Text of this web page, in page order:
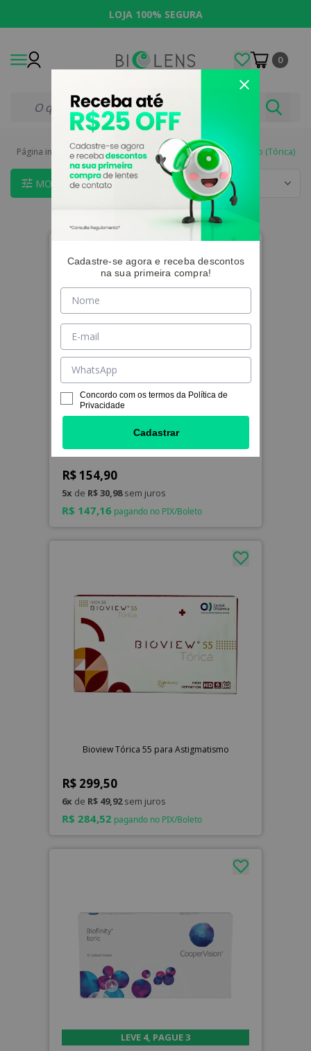
LOJA 100% SEGURA
0
Página inicial |Lentes de Contato Indicações|Astigmatismo (Tórica)
MOSTRAR FILTROS
R$ 154,90
5x de R$ 30,98sem juros
R$ 147,16 pagando no PIX/Boleto
Bioview Tórica 55 para Astigmatismo
R$ 299,50
6x de R$ 49,92sem juros
R$ 284,52 pagando no PIX/Boleto
LEVE 4, PAGUE 3
Cadastre-se agora e receba descontos
na sua primeira compra!
Concordo com os termos da Política de
Privacidade
Cadastrar